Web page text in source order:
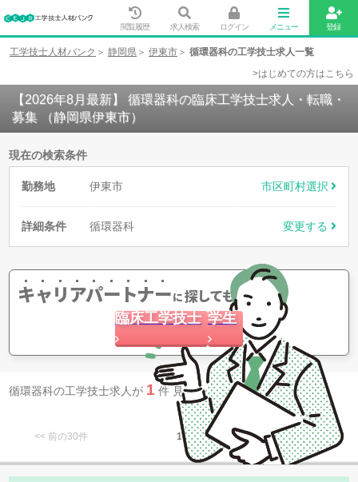
閲覧履歴 求人検索 ログイン メニュー 登録
工学技士人材バンク 静岡県 伊東市
循環器科の工学技士求人一覧
>はじめての方はこちら
【2026年8月最新】 循環器科の臨床工学技士求人・転職・
募集 （静岡県伊東市）
現在の検索条件
勤務地 伊東市 市区町村選択
詳細条件 循環器科 変更する
キャリアパートナーに探してもらう
臨床工学技士 学生
循環器科の工学技士求人が 1 件 見つかりました。
<< 前の30件 1 次の30件 >>